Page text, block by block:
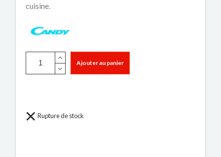
cuisine.
Ajouter au panier
Rupture de stock